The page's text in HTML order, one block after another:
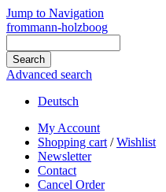
Jump to Navigation
frommann-holzboog
Advanced search
Deutsch
My Account
Shopping cart /Wishlist
Newsletter
Contact
Cancel Order